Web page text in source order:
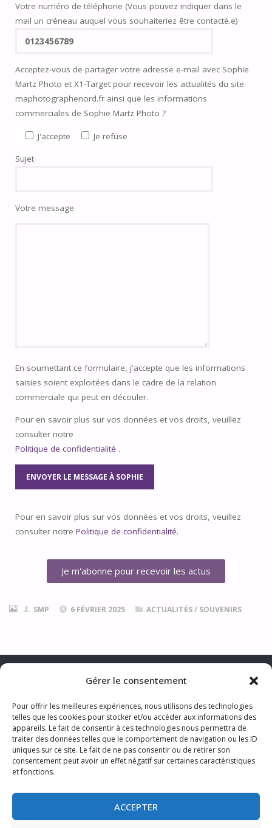
Gérer le consentement
Pour offrir les meilleures expériences, nous utilisons des technologies
telles que les cookies pour stocker et/ou accéder aux informations des
appareils. Le fait de consentir à ces technologies nous permettra de
traiter des données telles que le comportement de navigation ou les ID
uniques sur ce site. Le fait de ne pas consentir ou de retirer son
consentement peut avoir un effet négatif sur certaines caractéristiques
et fonctions.
ACCEPTER
Votre numéro de téléphone (Vous pouvez indiquer dans le
mail un créneau auquel vous souhaiteriez être contacté.e)
Acceptez-vous de partager votre adresse e-mail avec Sophie
Martz Photo et X1-Target pour recevoir les actualités du site
maphotographenord.fr ainsi que les informations
commerciales de Sophie Martz Photo ?
J'accepte Je refuse
Sujet
Votre message
En soumettant ce formulaire, j'accepte que les informations
saisies soient exploitées dans le cadre de la relation
commerciale qui peut en découler.
Pour en savoir plus sur vos données et vos droits, veuillez
consulter notre
Politique de confidentialité .
Pour en savoir plus sur vos données et vos droits, veuillez
consulter notre Politique de confidentialité.
Je m'abonne pour recevoir les actus
SMP 6 FÉVRIER 2025 ACTUALITÉS/ SOUVENIRS
CONTACTER LA PHOTOGRAPHE
MENTIONS LÉGALES & TRAITEMENT DES DONNÉES PERSONNELLES
CGV
TARIFS S’ABONNER AUX ACTUS
©2024 Sophie Photo Lille Nord